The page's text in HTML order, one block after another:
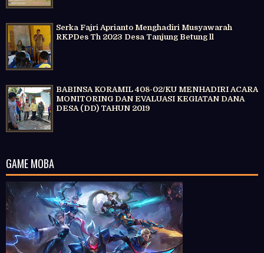
Serka Fajri Aprianto Menghadiri Musyawarah
RKPDes Th 2023 Desa Tanjung Betung ll
BABINSA KORAMIL 408-02/KU MENHADIRI ACARA
MONITORING DAN EVALUASI KEGIATAN DANA
DESA (DD) TAHUN 2019
GAME MOBA